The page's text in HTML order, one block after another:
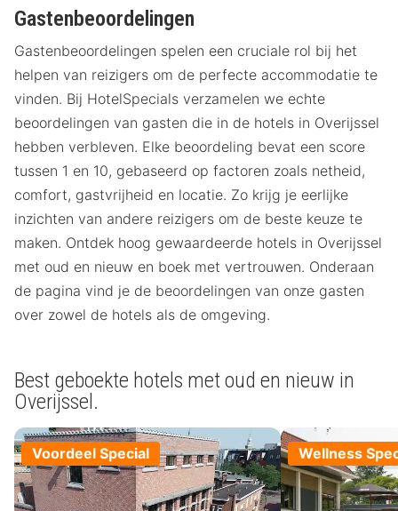
Gastenbeoordelingen
Gastenbeoordelingen spelen een cruciale rol bij het
helpen van reizigers om de perfecte accommodatie te
vinden. Bij HotelSpecials verzamelen we echte
beoordelingen van gasten die in de hotels in Overijssel
hebben verbleven. Elke beoordeling bevat een score
tussen 1 en 10, gebaseerd op factoren zoals netheid,
comfort, gastvrijheid en locatie. Zo krijg je eerlijke
inzichten van andere reizigers om de beste keuze te
maken. Ontdek hoog gewaardeerde hotels in Overijssel
met oud en nieuw en boek met vertrouwen. Onderaan
de pagina vind je de beoordelingen van onze gasten
over zowel de hotels als de omgeving.
Best geboekte hotels met oud en nieuw in
Overijssel.
Voordeel Special Wellness